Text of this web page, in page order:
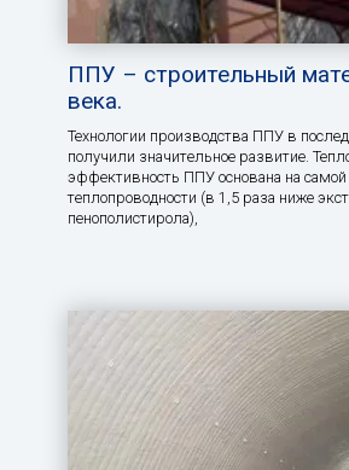
ППУ – строительный
века.
Технологии производства ППУ в
получили значительное развитие.
эффективность ППУ основана на самой
теплопроводности (в 1,5 раза ниже
пенополистирола),